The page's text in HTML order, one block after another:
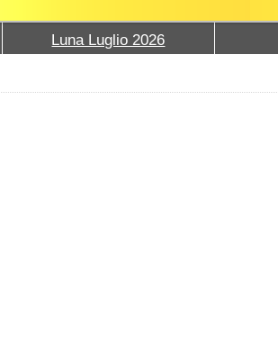
Luna Luglio 2026